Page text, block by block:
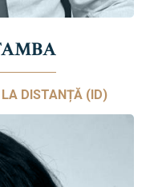
DISTANȚĂ (ID)